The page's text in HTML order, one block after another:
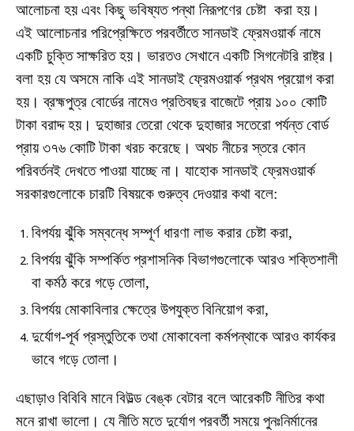
আলোচনা হয় এবং কিছু ভবিষ্যত পন্থা নিরূপণের চেষ্টা করা হয়।
এই আলোচনার পরিপ্রেক্ষিতে পরবর্তীতে সানডাই ফ্রেমওয়ার্ক নামে
একটি চুক্তি সাক্ষরিত হয়। ভারতও সেখানে একটি সিগনেটরি রাষ্ট্র।
বলা হয় যে অসমে নাকি এই সানডাই ফ্রেমওয়ার্ক প্রথম প্রয়োগ করা
হয়। ব্রহ্মপুত্র বোর্ডের নামেও প্রতিবছর বাজেটে প্রায় ১০০ কোটি
টাকা বরাদ্দ হয়। দুহাজার তেরো থেকে দুহাজার সতেরো পর্যন্ত বোর্ড
প্রায় ৩৭৬ কোটি টাকা খরচ করেছে। অথচ নীচের স্তরে কোন
পরিবর্তনই দেখতে পাওয়া যাচ্ছে না। যাহোক সানডাই ফ্রেমওয়ার্ক
সরকারগুলোকে চারটি বিষয়কে গুরুত্ব দেওয়ার কথা বলে:
বিপর্যয় ঝুঁকি সম্বন্ধে সম্পূর্ণ ধারণা লাভ করার চেষ্টা করা,
বিপর্যয় ঝুঁকি সম্পর্কিত প্রশাসনিক বিভাগগুলোকে আরও শক্তিশালী
বা কর্মঠ করে গড়ে তোলা,
বিপর্যয় মোকাবিলার ক্ষেত্রে উপযুক্ত বিনিয়োগ করা,
দুর্যোগ-পূর্ব প্রস্তুতিকে তথা মোকাবেলা কর্মপন্থাকে আরও কার্যকর
ভাবে গড়ে তোলা।
এছাড়াও বিবিবি মানে বিউল্ড বেঙ্ক বেটার বলে আরেকটি নীতির কথা
মনে রাখা ভালো। যে নীতি মতে দুর্যোগ পরবর্তী সময়ে পুনঃনির্মানের